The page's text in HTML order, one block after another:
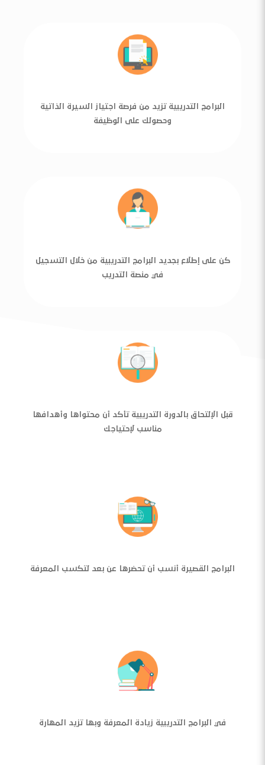
البرامج التدريبية تزيد من فرصة اجتياز السيرة الذاتية
وحصولك على الوظيفة
كن على إطلاع بجديد البرامج التدريبية من خلال التسجيل
في منصة التدريب
قبل الإلتحاق بالدورة التدريبية تأكد أن محتواها وأهدافها
مناسب لإحتياجك
البرامج القصيرة أنسب أن تحضرها عن بعد لتكسب المعرفة
في البرامج التدريبية زيادة المعرفة وبها تزيد المهارة